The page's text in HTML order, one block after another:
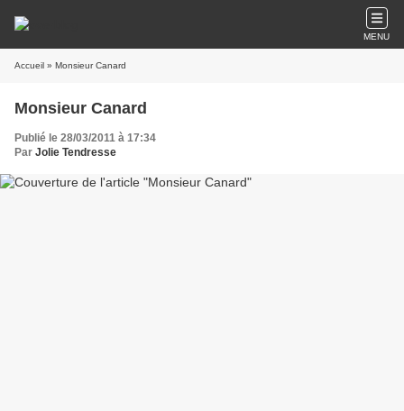
MENU
Accueil » Monsieur Canard
Monsieur Canard
Publié le 28/03/2011 à 17:34
Par Jolie Tendresse